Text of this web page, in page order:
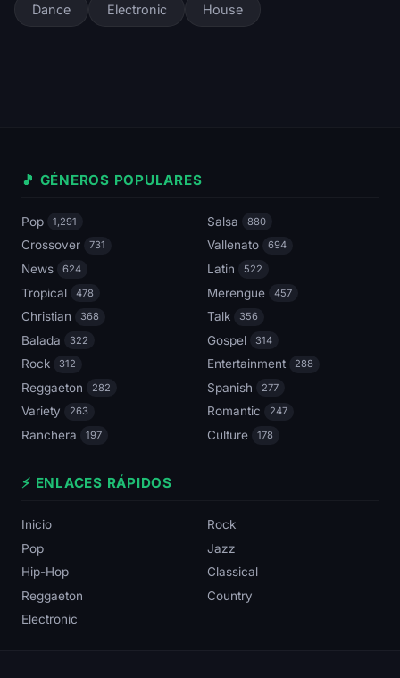
Dance Electronic House
🎵 GÉNEROS POPULARES
Pop 1,291 Salsa 880
Crossover 731 Vallenato 694
News 624 Latin 522
Tropical 478 Merengue 457
Christian 368 Talk 356
Balada 322 Gospel 314
Rock 312 Entertainment 288
Reggaeton 282 Spanish 277
Variety 263 Romantic 247
Ranchera 197 Culture 178
⚡ ENLACES RÁPIDOS
Inicio
Rock
Pop
Jazz
Hip-Hop
Classical
Reggaeton
Country
Electronic